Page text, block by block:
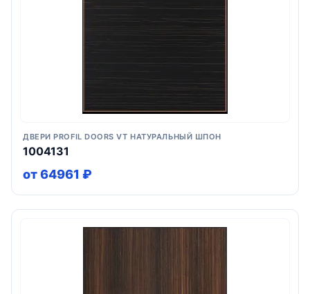
ДВЕРИ PROFIL DOORS VT НАТУРАЛЬНЫЙ ШПОН
1004131
от 64961 ₽